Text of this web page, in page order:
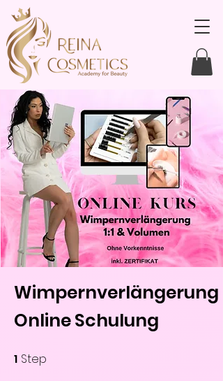
Wimpernverlängerung
Online Schulung
1 Step